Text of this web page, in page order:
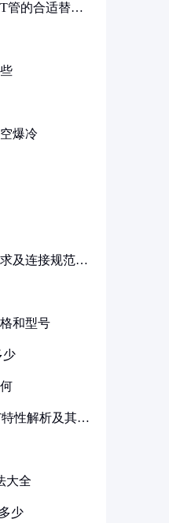
管的合适替代
爆冷
及连接规范详
和型号
少
性解析及其在
大全
少